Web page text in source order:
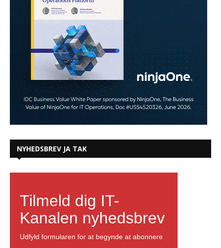
NYHEDSBREV JA TAK